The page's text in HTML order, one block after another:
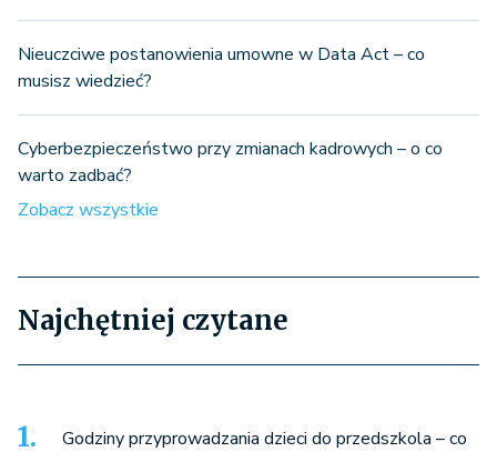
Nieuczciwe postanowienia umowne w Data Act – co
musisz wiedzieć?
Cyberbezpieczeństwo przy zmianach kadrowych – o co
warto zadbać?
Zobacz wszystkie
Najchętniej czytane
Godziny przyprowadzania dzieci do przedszkola – co